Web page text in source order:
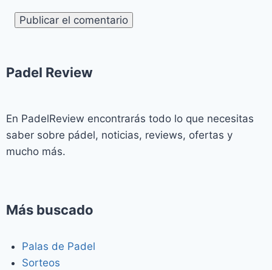
Padel Review​
En PadelReview encontrarás todo lo que necesitas
saber sobre pádel, noticias, reviews, ofertas y
mucho más.
Más buscado
Palas de Padel
Sorteos